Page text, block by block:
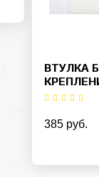
ВТУЛКА
385 руб.